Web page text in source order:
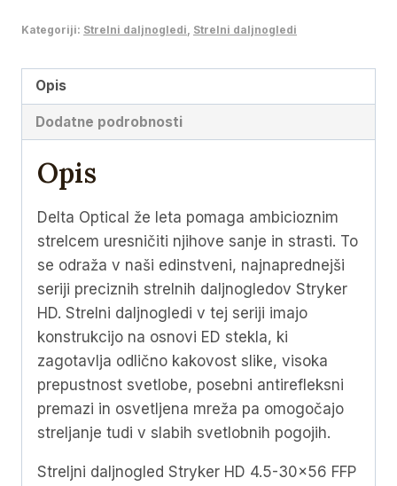
HD
30x56
FFP
)
2502
Kategoriji: Strelni daljnogledi Strelni daljnogledi
Opis
Dodatne podrobnosti
Opis
Delta Optical že leta pomaga ambicioznim
strelcem uresničiti njihove sanje in strasti. To
se odraža v naši edinstveni, najnaprednejši
seriji preciznih strelnih daljnogledov Stryker
HD. Strelni daljnogledi v tej seriji imajo
konstrukcijo na osnovi ED stekla, ki
zagotavlja odlično kakovost slike, visoka
prepustnost svetlobe, posebni antirefleksni
premazi in osvetljena mreža pa omogočajo
streljanje tudi v slabih svetlobnih pogojih.
Streljni daljnogled Stryker HD 4.5-30×56 FFP